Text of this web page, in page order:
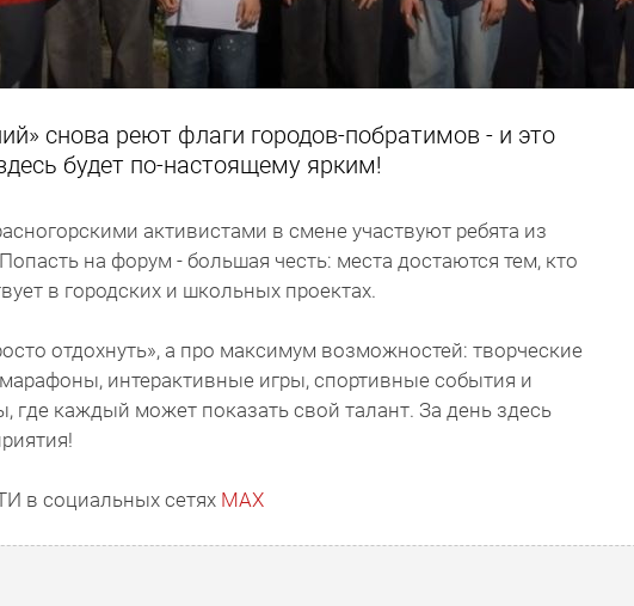
снова реют флаги городов-побратимов - и это
будет по-настоящему ярким!
активистами в смене участвуют ребята из
на форум - большая честь: места достаются тем, кто
в городских и школьных проектах.
отдохнуть», а про максимум возможностей: творческие
интерактивные игры, спортивные события и
где каждый может показать свой талант. За день здесь
в социальных сетях MAX